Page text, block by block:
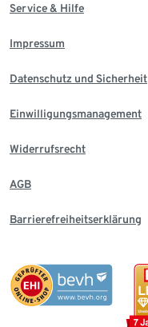
Service & Hilfe
Impressum
Datenschutz und Sicherheit
Einwilligungsmanagement
Widerrufsrecht
AGB
Barrierefreiheitserklärung